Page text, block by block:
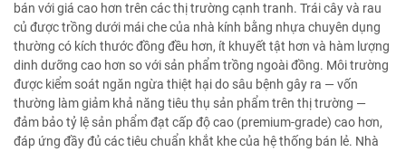
bán với giá cao hơn trên các thị trường cạnh tranh. Trái cây và rau
củ được trồng dưới mái che của nhà kính bằng nhựa chuyên dụng
thường có kích thước đồng đều hơn, ít khuyết tật hơn và hàm lượng
dinh dưỡng cao hơn so với sản phẩm trồng ngoài đồng. Môi trường
được kiểm soát ngăn ngừa thiệt hại do sâu bệnh gây ra — vốn
thường làm giảm khả năng tiêu thụ sản phẩm trên thị trường —
đảm bảo tỷ lệ sản phẩm đạt cấp độ cao (premium-grade) cao hơn,
đáp ứng đầy đủ các tiêu chuẩn khắt khe của hệ thống bán lẻ. Nhà